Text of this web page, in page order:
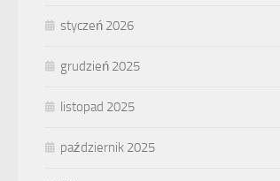
styczeń 2026
grudzień 2025
listopad 2025
październik 2025